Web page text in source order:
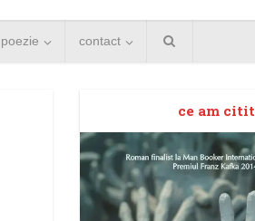
poezie contact
ce am citit